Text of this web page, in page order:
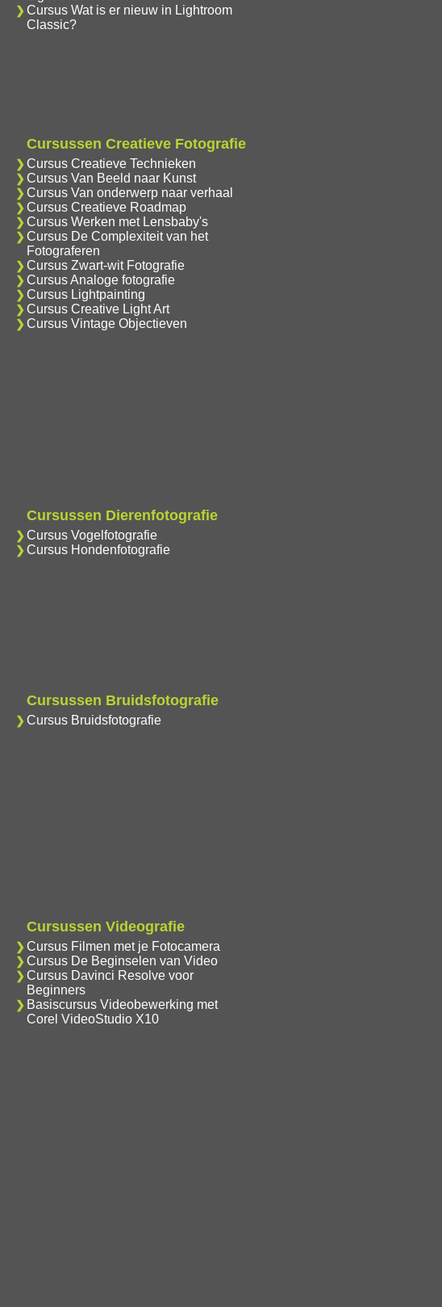
Cursus Wat is er nieuw in Lightroom
Classic?
Cursussen Creatieve Fotografie
Cursus Creatieve Technieken
Cursus Van Beeld naar Kunst
Cursus Van onderwerp naar verhaal
Cursus Creatieve Roadmap
Cursus Werken met Lensbaby's
Cursus De Complexiteit van het
Fotograferen
Cursus Zwart-wit Fotografie
Cursus Analoge fotografie
Cursus Lightpainting
Cursus Creative Light Art
Cursus Vintage Objectieven
Cursussen Dierenfotografie
Cursus Vogelfotografie
Cursus Hondenfotografie
Cursussen Bruidsfotografie
Cursus Bruidsfotografie
Cursussen Videografie
Cursus Filmen met je Fotocamera
Cursus De Beginselen van Video
Cursus Davinci Resolve voor
Beginners
Basiscursus Videobewerking met
Corel VideoStudio X10